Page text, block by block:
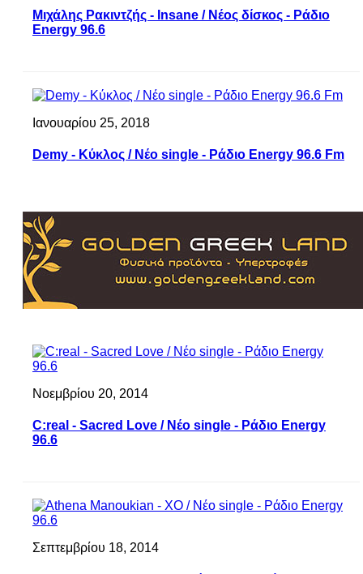
Μιχάλης Ρακιντζής - Insane / Νέος δίσκος - Ράδιο
Energy 96.6
Ιανουαρίου 25, 2018
Demy - Κύκλος / Νέο single - Ράδιο Energy 96.6 Fm
Νοεμβρίου 20, 2014
C:real - Sacred Love / Νέο single - Ράδιο Energy
96.6
Σεπτεμβρίου 18, 2014